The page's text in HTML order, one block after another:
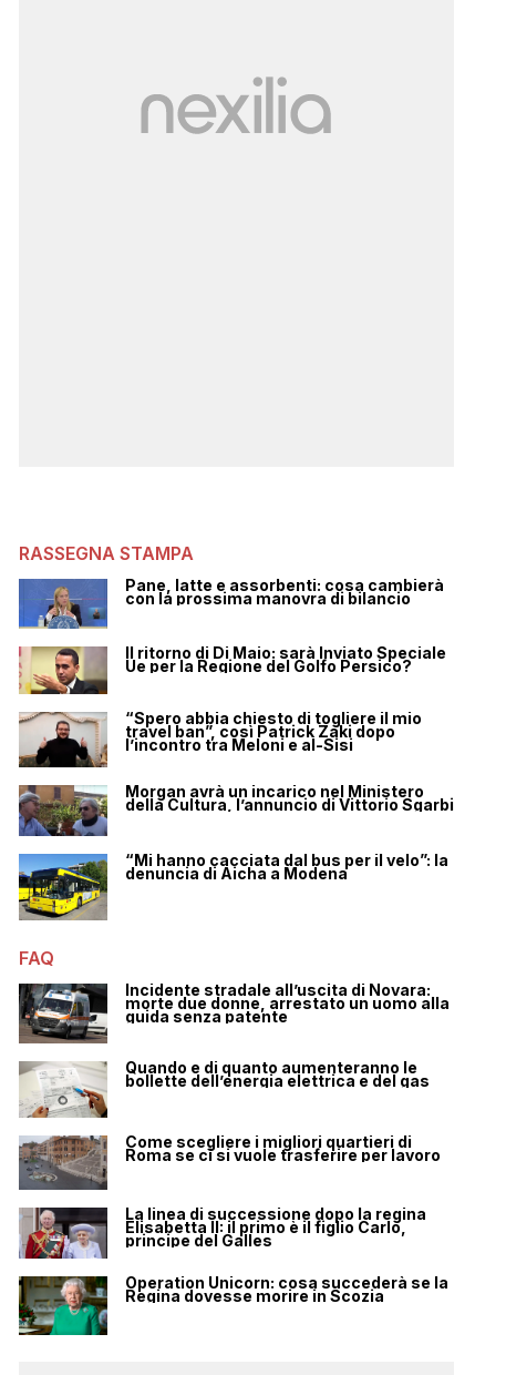
RASSEGNA STAMPA
Pane, latte e assorbenti: cosa cambierà
con la prossima manovra di bilancio
Il ritorno di Di Maio: sarà Inviato Speciale
Ue per la Regione del Golfo Persico?
“Spero abbia chiesto di togliere il mio
travel ban”, così Patrick Zaki dopo
l’incontro tra Meloni e al-Sisi
Morgan avrà un incarico nel Ministero
della Cultura, l’annuncio di Vittorio Sgarbi
“Mi hanno cacciata dal bus per il velo”: la
denuncia di Aicha a Modena
FAQ
Incidente stradale all’uscita di Novara:
morte due donne, arrestato un uomo alla
guida senza patente
Quando e di quanto aumenteranno le
bollette dell’energia elettrica e del gas
Come scegliere i migliori quartieri di
Roma se ci si vuole trasferire per lavoro
La linea di successione dopo la regina
Elisabetta II: il primo è il figlio Carlo,
principe del Galles
Operation Unicorn: cosa succederà se la
Regina dovesse morire in Scozia